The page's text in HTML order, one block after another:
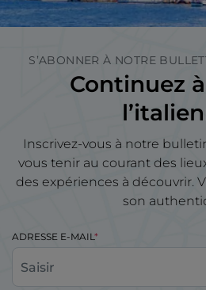
S’ABONNER À NOTRE
Continuez
Inscrivez-vous à notre
vous tenir au courant des
des expériences à découvrir.
son
ADRESSE E-MAIL